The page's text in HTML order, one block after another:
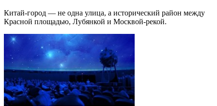
Китай-город — не одна улица, а исторический район между
Красной площадью, Лубянкой и Москвой-рекой.